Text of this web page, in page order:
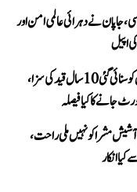
حملے کی 81ویں برسی، جاپان نے دہرائی عالمی امن اور
اپیل
جنسی استحصال معاملہ: ترون تیج پال کو سنائی گئی 10 سال قید کی سزا،
جانے کا کیا فیصلہ
آشیش مشرا کو نہیں ملی راحت،
انکار